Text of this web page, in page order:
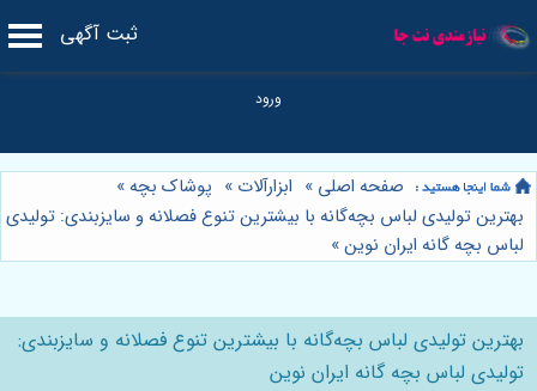
ثبت آگهی
صفحه اصلی » ابزارآلات » پوشاک بچه»
بهترین تولیدی لباس بچه‌گانه با بیشترین تنوع فصلانه و سایزبندی: تولیدی
لباس بچه گانه ایران نوین»
بهترین تولیدی لباس بچه‌گانه با بیشترین تنوع فصلانه و سایزبندی:
تولیدی لباس بچه گانه ایران نوین